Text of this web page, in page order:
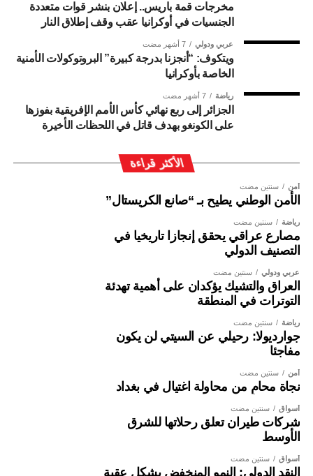
مخرجات قمة باريس.. إعلان بنشر قوات متعددة
الجنسيات في أوكرانيا عقب وقف إطلاق النار
عربي ودولي 7 أشهر مضت
ويتكوف: “أنجزنا بدرجة كبيرة” البروتوكولات الأمنية
الخاصة بأوكرانيا
رياضة 7 أشهر مضت
الجزائر إلى ربع نهائي كأس الأمم الإفريقية بفوزها
على الكونغو بهدف قاتل في اللحظات الأخيرة
الأكثر قراءة
أمن سنتين مضت
الأمن الوطني يطيح بـ “صانع الكريستال”
رياضة سنتين مضت
مصارع عراقي يحقق إنجازا تاريخيا في
التصنيف الدولي
عربي ودولي سنتين مضت
العراق والتشيك يؤكدان على أهمية تهدئة
التوترات في المنطقة
رياضة سنتين مضت
جوارديولا: رحيلي عن السيتي لن يكون
مفاجئا
أمن سنتين مضت
نجاة محامٍ من محاولة اغتيال في بغداد
أسواق سنتين مضت
شركات طيران تعلق رحلاتها للشرق
الأوسط
أسواق سنتين مضت
النقد الدولي: النمو المنخفض يشكل عقبة